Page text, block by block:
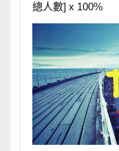
總人數] x 100%